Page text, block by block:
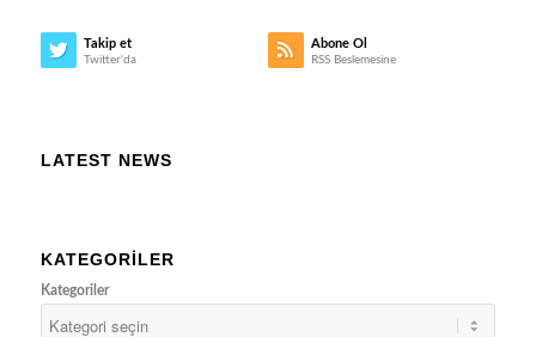
Takip et
Twitter'da
Abone Ol
RSS Beslemesine
LATEST NEWS
KATEGORILER
Kategoriler